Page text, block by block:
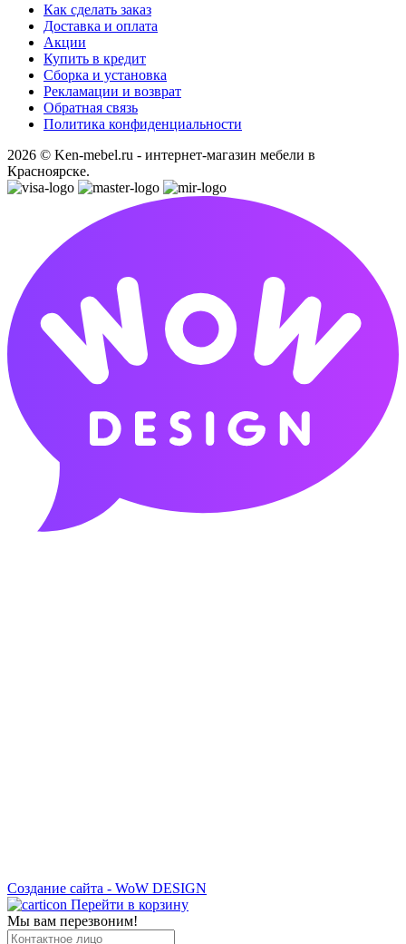
Как сделать заказ
Доставка и оплата
Акции
Купить в кредит
Сборка и установка
Рекламации и возврат
Обратная связь
Политика конфиденциальности
2026 © Ken-mebel.ru - интернет-магазин мебели в
Красноярске.
Создание сайта - WoW DESIGN
Перейти в корзину
Мы вам перезвоним!